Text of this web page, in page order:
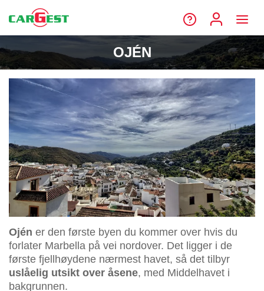
OJÉN
Ojén er den første byen du kommer over hvis du
forlater Marbella på vei nordover. Det ligger i de
første fjellhøydene nærmest havet, så det tilbyr
uslåelig utsikt over åsene, med Middelhavet i
bakgrunnen.